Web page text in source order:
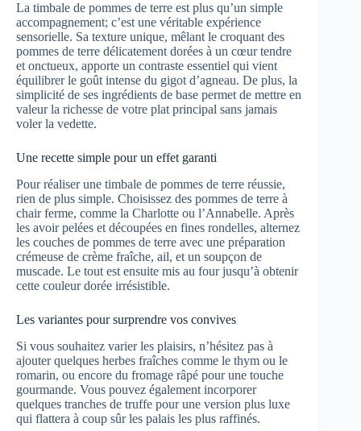
La timbale de pommes de terre est plus qu’un simple
accompagnement; c’est une véritable expérience
sensorielle. Sa texture unique, mêlant le croquant des
pommes de terre délicatement dorées à un cœur tendre
et onctueux, apporte un contraste essentiel qui vient
équilibrer le goût intense du gigot d’agneau. De plus, la
simplicité de ses ingrédients de base permet de mettre en
valeur la richesse de votre plat principal sans jamais
voler la vedette.
Une recette simple pour un effet garanti
Pour réaliser une timbale de pommes de terre réussie,
rien de plus simple. Choisissez des pommes de terre à
chair ferme, comme la Charlotte ou l’Annabelle. Après
les avoir pelées et découpées en fines rondelles, alternez
les couches de pommes de terre avec une préparation
crémeuse de crème fraîche, ail, et un soupçon de
muscade. Le tout est ensuite mis au four jusqu’à obtenir
cette couleur dorée irrésistible.
Les variantes pour surprendre vos convives
Si vous souhaitez varier les plaisirs, n’hésitez pas à
ajouter quelques herbes fraîches comme le thym ou le
romarin, ou encore du fromage râpé pour une touche
gourmande. Vous pouvez également incorporer
quelques tranches de truffe pour une version plus luxe
qui flattera à coup sûr les palais les plus raffinés.